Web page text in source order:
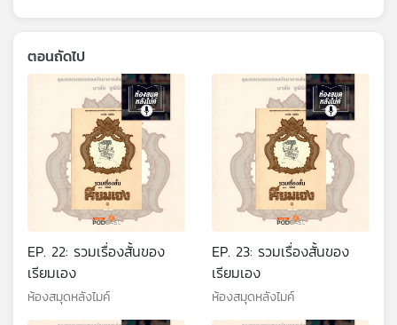
ตอนถัดไป
EP. 22: รวมเรื่องสั้นของ
เรียมเอง
ห้องสมุดหลังไมค์
EP. 23: รวมเรื่องสั้นของ
เรียมเอง
ห้องสมุดหลังไมค์